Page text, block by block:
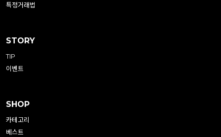
특정거래법
STORY
TIP
이벤트
SHOP
카테고리
베스트